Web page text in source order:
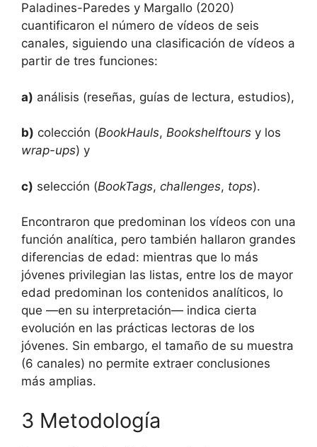
Paladines-Paredes y Margallo (2020)
cuantificaron el número de vídeos de seis
canales, siguiendo una clasificación de vídeos a
partir de tres funciones:
a) análisis (reseñas, guías de lectura, estudios),
b) colección (BookHauls, Bookshelftours y los
wrap-ups) y
c) selección (BookTags, challenges, tops).
Encontraron que predominan los vídeos con una
función analítica, pero también hallaron grandes
diferencias de edad: mientras que lo más
jóvenes privilegian las listas, entre los de mayor
edad predominan los contenidos analíticos, lo
que —en su interpretación— indica cierta
evolución en las prácticas lectoras de los
jóvenes. Sin embargo, el tamaño de su muestra
(6 canales) no permite extraer conclusiones
más amplias.
3 Metodología